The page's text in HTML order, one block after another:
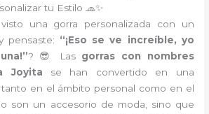
tu Estilo 🧢✨
una gorra personalizada con un
pensaste: “¡Eso se ve increíble, yo
? 😎 Las gorras con nombres
Joyita se han convertido en una
en el ámbito personal como en el
son un accesorio de moda, sino que